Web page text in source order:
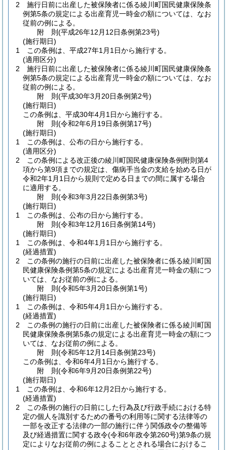
2
施行日前に出産した被保険者に係る綾川町国民健康保険条
例第5条の規定による出産育児一時金の額については、なお
従前の例による。
附 則(平成26年12月12日条例第23号)
(施行期日)
1
この条例は、平成27年1月1日から施行する。
(適用区分)
2
施行日前に出産した被保険者に係る綾川町国民健康保険条
例第5条の規定による出産育児一時金の額については、なお
従前の例による。
附 則(平成30年3月20日条例第2号)
(施行期日)
この条例は、平成30年4月1日から施行する。
附 則(令和2年6月19日条例第17号)
(施行期日)
1
この条例は、公布の日から施行する。
(適用区分)
2
この条例による改正後の綾川町国民健康保険条例附則第4
項から第9項までの規定は、傷病手当金の支給を始める日が
令和2年1月1日から規則で定める日までの間に属する場合
に適用する。
附 則(令和3年3月22日条例第3号)
(施行期日)
1
この条例は、公布の日から施行する。
附 則(令和3年12月16日条例第14号)
(施行期日)
1
この条例は、令和4年1月1日から施行する。
(経過措置)
2
この条例の施行の日前に出産した被保険者に係る綾川町国
民健康保険条例第5条の規定による出産育児一時金の額につ
いては、なお従前の例による。
附 則(令和5年3月20日条例第1号)
(施行期日)
1
この条例は、令和5年4月1日から施行する。
(経過措置)
2
この条例の施行の日前に出産した被保険者に係る綾川町国
民健康保険条例第5条の規定による出産育児一時金の額につ
いては、なお従前の例による。
附 則(令和5年12月14日条例第23号)
この条例は、令和6年4月1日から施行する。
附 則(令和6年9月20日条例第22号)
(施行期日)
1
この条例は、令和6年12月2日から施行する。
(経過措置)
2
この条例の施行の日前にした行為及び行政手続における特
定の個人を識別するための番号の利用等に関する法律等の
一部を改正する法律の一部の施行に伴う関係政令の整備等
及び経過措置に関する政令(令和6年政令第260号)第9条の規
定によりなお従前の例によることとされる場合におけるこ